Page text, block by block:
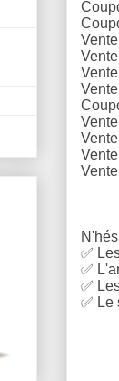
Vente
✅
✅
✅
✅ Le